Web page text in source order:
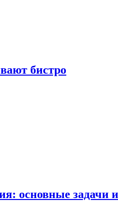
бистро
основные задачи